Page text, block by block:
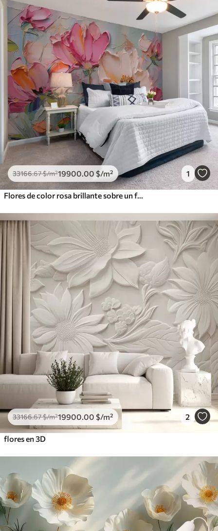
33166.67$/m²19900 .00 $/m² 1
Flores de color rosa brillante sobre un fondo gris azulado claro
33166.67$/m²19900 .00 $/m² 2
flores en 3D